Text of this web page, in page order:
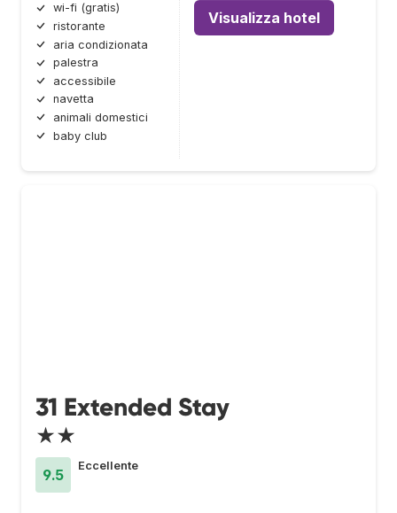
wi-fi (gratis)
ristorante
aria condizionata
palestra
accessibile
navetta
animali domestici
baby club
Visualizza hotel
31 Extended Stay
★★
9.5
Eccellente